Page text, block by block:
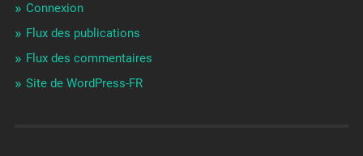
Connexion
Flux des publications
Flux des commentaires
Site de WordPress-FR